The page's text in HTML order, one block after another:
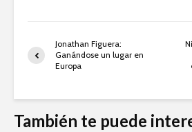
Jonathan Figuera:
Ganándose un lugar en
Europa
También te puede